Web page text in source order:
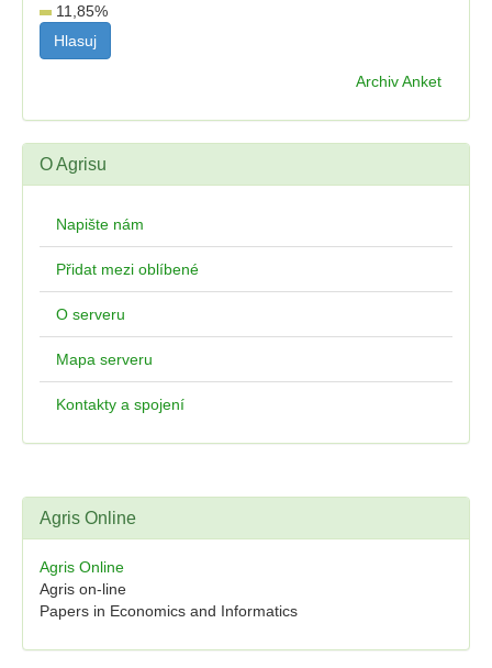
11,85%
Archiv Anket
O Agrisu
Napište nám
Přidat mezi oblíbené
O serveru
Mapa serveru
Kontakty a spojení
Agris Online
Agris Online
Agris on-line
Papers in Economics and Informatics